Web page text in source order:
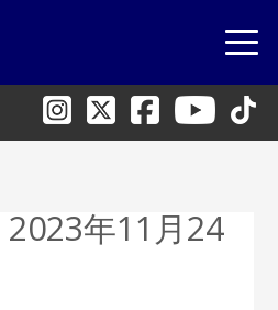
2023年11月24